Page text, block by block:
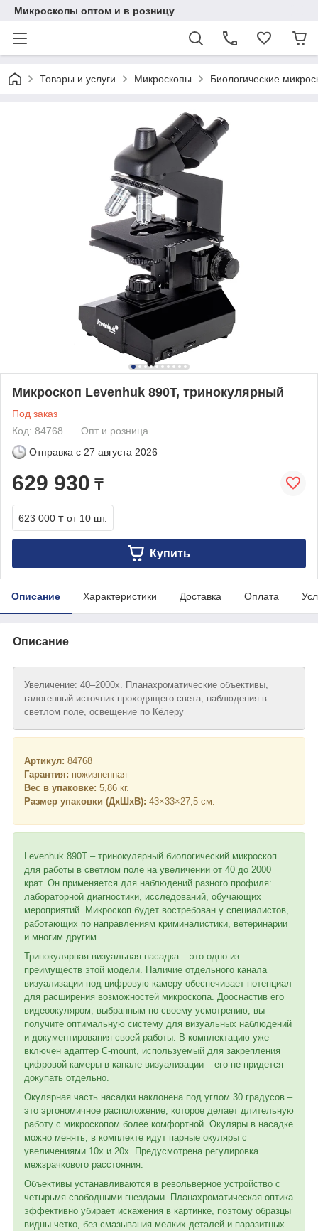
Микроскопы оптом и в розницу
Товары и услуги Микроскопы Биологические
Микроскоп Levenhuk 890T, тринокулярный
Под заказ
Код: 84768
Опт и розница
Отправка с 27 августа 2026
629 930 ₸
623 000 ₸ от 10 шт.
Купить
Описание Характеристики Доставка Оплата
Описание
Увеличение: 40–2000х. Планахроматические объективы,
галогенный источник проходящего света, наблюдения в
светлом поле, освещение по Кёлеру
Артикул: 84768
Гарантия: пожизненная
Вес в упаковке: 5,86 кг.
Размер упаковки (ДхШхВ): 43×33×27,5 см.
Levenhuk 890T – тринокулярный биологический микроскоп
для работы в светлом поле на увеличении от 40 до 2000
крат. Он применяется для наблюдений разного профиля:
лабораторной диагностики, исследований, обучающих
мероприятий. Микроскоп будет востребован у специалистов,
работающих по направлениям криминалистики, ветеринарии
и многим другим.
Тринокулярная визуальная насадка – это одно из
преимуществ этой модели. Наличие отдельного канала
визуализации под цифровую камеру обеспечивает потенциал
для расширения возможностей микроскопа. Дооснастив его
видеоокуляром, выбранным по своему усмотрению, вы
получите оптимальную систему для визуальных наблюдений
и документирования своей работы. В комплектацию уже
включен адаптер C-mount, используемый для закрепления
цифровой камеры в канале визуализации – его не придется
докупать отдельно.
Окулярная часть насадки наклонена под углом 30 градусов –
это эргономичное расположение, которое делает длительную
работу с микроскопом более комфортной. Окуляры в насадке
можно менять, в комплекте идут парные окуляры с
увеличениями 10х и 20х. Предусмотрена регулировка
межзрачкового расстояния.
Объективы устанавливаются в револьверное устройство с
четырьмя свободными гнездами. Планахроматическая оптика
эффективно убирает искажения в картинке, поэтому образцы
видны четко, без смазывания мелких деталей и паразитных